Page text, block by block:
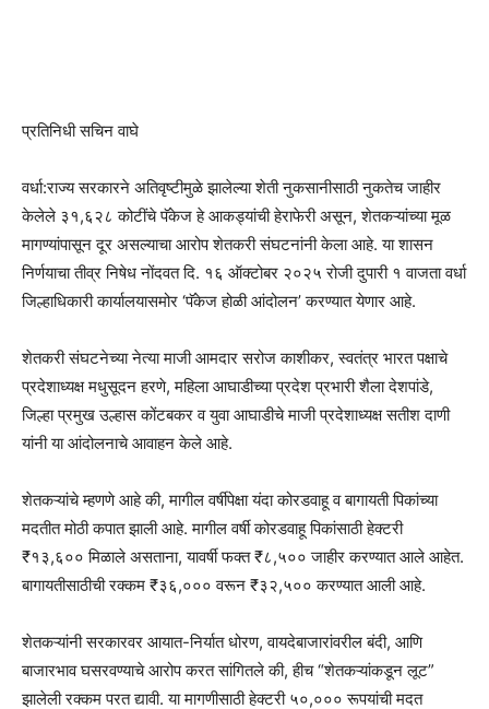
प्रतिनिधी सचिन वाघे
वर्धा:राज्य सरकारने अतिवृष्टीमुळे झालेल्या शेती नुकसानीसाठी नुकतेच जाहीर
केलेले ३१,६२८ कोटींचे पॅकेज हे आकड्यांची हेराफेरी असून, शेतकऱ्यांच्या मूळ
मागण्यांपासून दूर असल्याचा आरोप शेतकरी संघटनांनी केला आहे. या शासन
निर्णयाचा तीव्र निषेध नोंदवत दि. १६ ऑक्टोबर २०२५ रोजी दुपारी १ वाजता वर्धा
जिल्हाधिकारी कार्यालयासमोर ‘पॅकेज होळी आंदोलन’ करण्यात येणार आहे.
शेतकरी संघटनेच्या नेत्या माजी आमदार सरोज काशीकर, स्वतंत्र भारत पक्षाचे
प्रदेशाध्यक्ष मधुसूदन हरणे, महिला आघाडीच्या प्रदेश प्रभारी शैला देशपांडे,
जिल्हा प्रमुख उल्हास कोंटबकर व युवा आघाडीचे माजी प्रदेशाध्यक्ष सतीश दाणी
यांनी या आंदोलनाचे आवाहन केले आहे.
शेतकऱ्यांचे म्हणणे आहे की, मागील वर्षीपेक्षा यंदा कोरडवाहू व बागायती पिकांच्या
मदतीत मोठी कपात झाली आहे. मागील वर्षी कोरडवाहू पिकांसाठी हेक्टरी
₹१३,६०० मिळाले असताना, यावर्षी फक्त ₹८,५०० जाहीर करण्यात आले आहेत.
बागायतीसाठीची रक्कम ₹३६,००० वरून ₹३२,५०० करण्यात आली आहे.
शेतकऱ्यांनी सरकारवर आयात-निर्यात धोरण, वायदेबाजारांवरील बंदी, आणि
बाजारभाव घसरवण्याचे आरोप करत सांगितले की, हीच “शेतकऱ्यांकडून लूट”
झालेली रक्कम परत द्यावी. या मागणीसाठी हेक्टरी ५०,००० रूपयांची मदत